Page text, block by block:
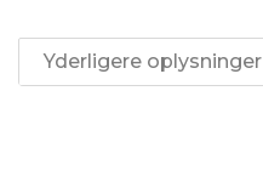
Yderligere oplysninger